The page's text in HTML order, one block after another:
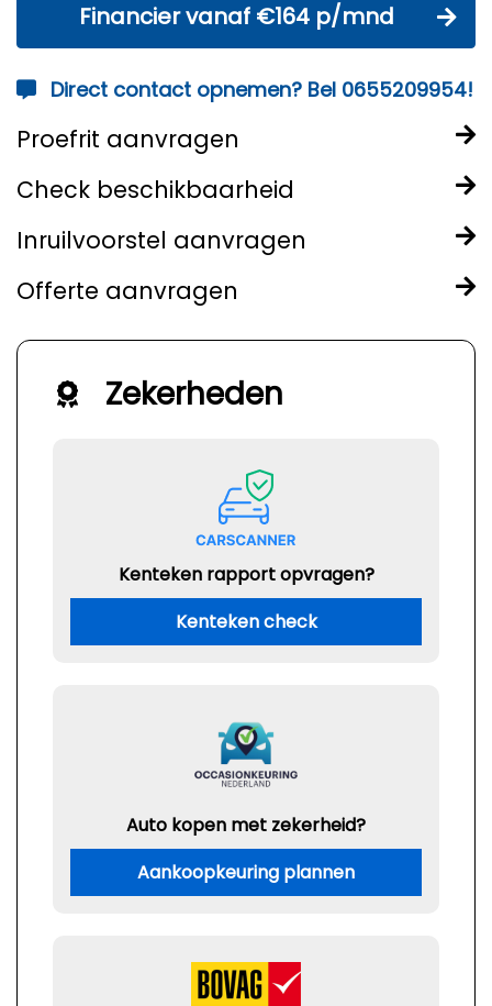
Financier vanaf €164 p/mnd
Direct contact opnemen? Bel 0655209954!
Proefrit aanvragen
Check beschikbaarheid
Inruilvoorstel aanvragen
Offerte aanvragen
Zekerheden
Kenteken rapport opvragen?
Kenteken check
Auto kopen met zekerheid?
Aankoopkeuring plannen